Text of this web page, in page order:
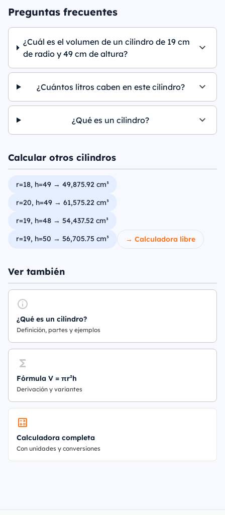
Preguntas frecuentes
¿Cuál es el volumen de un cilindro de 19 cm
de radio y 49 cm de altura?
¿Cuántos litros caben en este cilindro?
¿Qué es un cilindro?
Calcular otros cilindros
r=18, h=49 → 49,875.92 cm³
r=20, h=49 → 61,575.22 cm³
r=19, h=48 → 54,437.52 cm³
r=19, h=50 → 56,705.75 cm³
→ Calculadora libre
Ver también
¿Qué es un cilindro?
Definición, partes y ejemplos
Fórmula V = πr²h
Derivación y variantes
Calculadora completa
Con unidades y conversiones